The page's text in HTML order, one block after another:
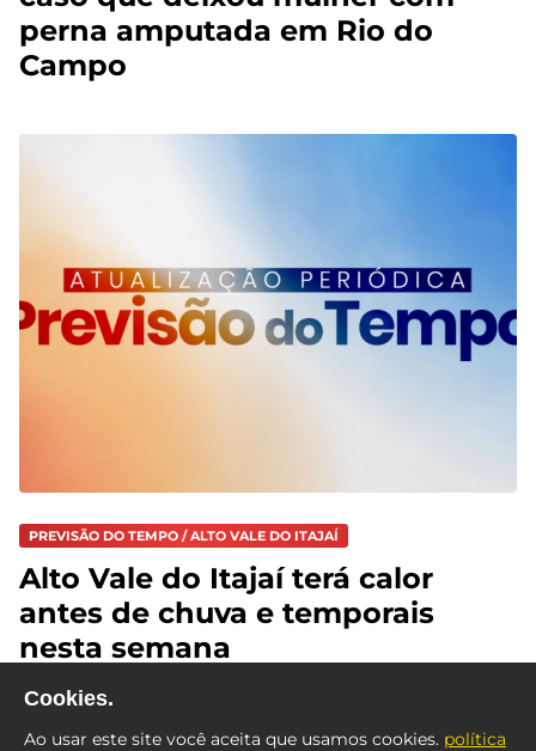
perna amputada em Rio do
Campo
PREVISÃO DO TEMPO / ALTO VALE DO ITAJAÍ
Alto Vale do Itajaí terá calor
antes de chuva e temporais
nesta semana
Cookies.
Ao usar este site você aceita que usamos cookies. política